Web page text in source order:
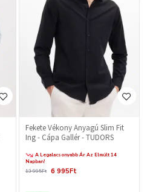
Fekete Vékony Anyagú Slim Fit
Ing - Cápa Gallér - TUDORS
A Legalacsonyabb Ár Az Elmúlt 14
Napban!
6 995Ft
13 995Ft